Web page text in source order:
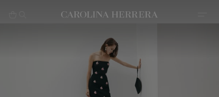
بيان إمكانية الوصول (الرابط)